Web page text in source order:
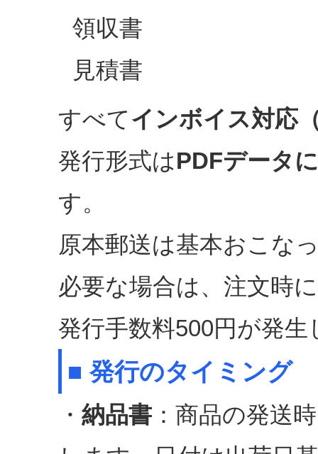
領収書
見積書
すべてインボイス対応
発行形式はPDFデータ
す。
原本郵送は基本おこな
必要な場合は、注文時
発行手数料500円が発生
■ 発行のタイミング
・ 納品書 ：商品の発送